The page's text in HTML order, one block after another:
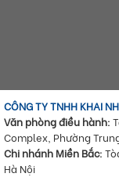
CÔNG TY TNHH KHAI
Văn phòng điều hành:
Complex, Phường
Chi nhánh Miền Bắc:
Hà Nội